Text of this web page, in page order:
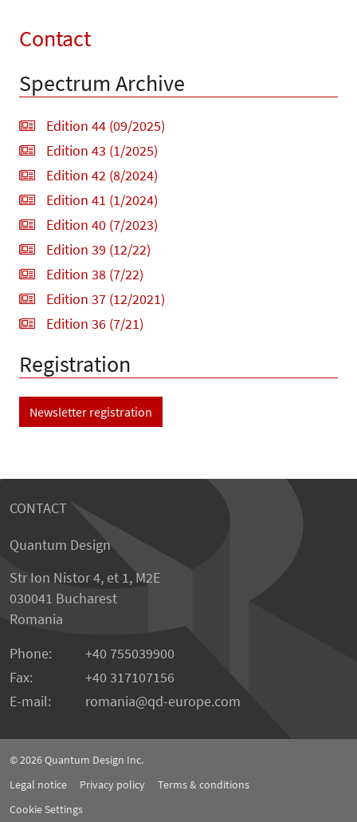
Contact
Spectrum Archive
Edition 44 (09/2025)
Edition 43 (1/2025)
Edition 42 (8/2024)
Edition 41 (1/2024)
Edition 40 (7/2023)
Edition 39 (12/22)
Edition 38 (7/22)
Edition 37 (12/2021)
Edition 36 (7/21)
Registration
Newsletter registration
CONTACT
Quantum Design
Str Ion Nistor 4, et 1, M2E
030041 Bucharest
Romania
Phone:
+40 755039900
Fax:
+40 317107156
E-mail:
romania qd-europe.com
© 2026Quantum Design Inc.
Legal notice
Privacy policy
Terms & conditions
Cookie Settings